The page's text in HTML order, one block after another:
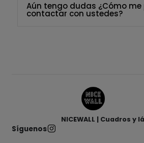
Aún tengo dudas ¿Cómo me
contactar con ustedes?
NICEWALL | Cuadros y
Síguenos